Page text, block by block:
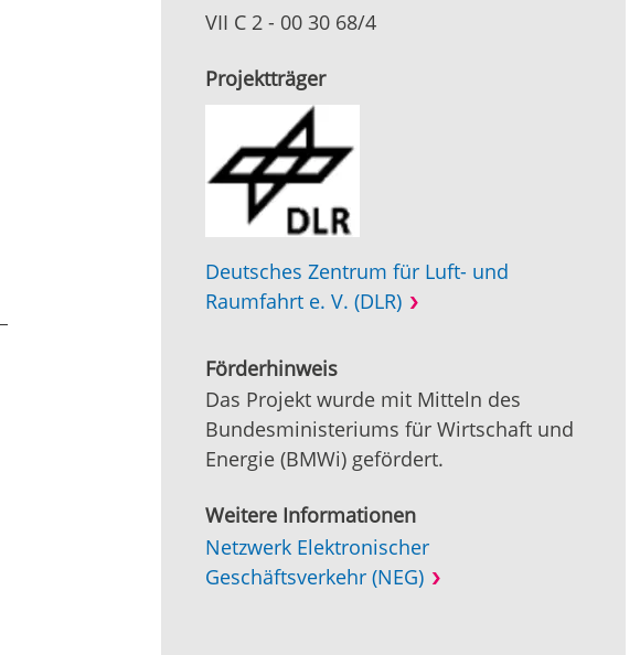
VII C 2 - 00 30 68/4
Projektträger
Deutsches Zentrum für Luft- und
Raumfahrt e. V. (DLR)
Förderhinweis
Das Projekt wurde mit Mitteln des
Bundesministeriums für Wirtschaft und
Energie (BMWi) gefördert.
Weitere Informationen
Netzwerk Elektronischer
Geschäftsverkehr (NEG)